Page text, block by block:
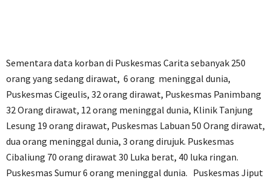
Sementara data korban di Puskesmas Carita sebanyak 250
orang yang sedang dirawat, 6 orang meninggal dunia,
Puskesmas Cigeulis, 32 orang dirawat, Puskesmas Panimbang
32 Orang dirawat, 12 orang meninggal dunia, Klinik Tanjung
Lesung 19 orang dirawat, Puskesmas Labuan 50 Orang dirawat,
dua orang meninggal dunia, 3 orang dirujuk. Puskesmas
Cibaliung 70 orang dirawat 30 Luka berat, 40 luka ringan.
Puskesmas Sumur 6 orang meninggal dunia. Puskesmas Jiput